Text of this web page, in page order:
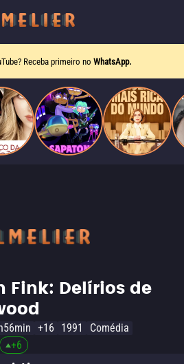
Receba primeiro no WhatsApp.
Fink: Delírios de
+16 1991
Comédia
+6